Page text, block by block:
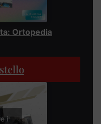
Ortopedia
i